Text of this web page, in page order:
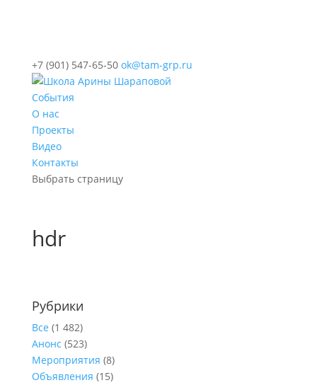
+7 (901) 547-65-50 ok@tam-grp.ru
События
О нас
Проекты
Видео
Контакты
Выбрать страницу
hdr
Рубрики
Все (1 482)
Анонс (523)
Мероприятия (8)
Объявления (15)